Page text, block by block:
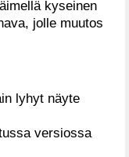
kyseinen
jolle muutos
lyhyt näyte
versiossa